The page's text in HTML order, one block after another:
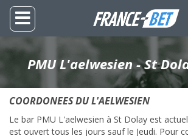
PMU L'aelwesien - St
COORDONEES DU L'AELWESIEN
Le bar PMU L'aelwesien à St Dolay est
est ouvert tous les jours sauf le Jeudi. Pour